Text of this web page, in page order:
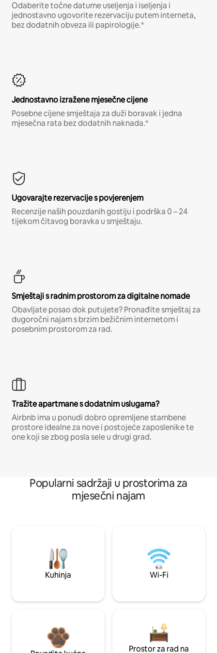
Odaberite točne datume useljenja i iseljenja i
jednostavno ugovorite rezervaciju putem interneta,
bez dodatnih obveza ili papirologije.*
Jednostavno izražene mjesečne cijene
Posebne cijene smještaja za duži boravak i jedna
mjesečna rata bez dodatnih naknada.*
Ugovarajte rezervacije s povjerenjem
Recenzije naših pouzdanih gostiju i podrška 0 – 24
tijekom čitavog boravka u smještaju.
Smještaji s radnim prostorom za digitalne nomade
Obavljate posao dok putujete? Pronađite smještaj za
dugoročni najam s brzim bežičnim internetom i
posebnim prostorom za rad.
Tražite apartmane s dodatnim uslugama?
Airbnb ima u ponudi dobro opremljene stambene
prostore idealne za nove i postojeće zaposlenike te
one koji se zbog posla sele u drugi grad.
Popularni sadržaji u prostorima za
mjesečni najam
Kuhinja Wi-Fi
Prostor za rad na